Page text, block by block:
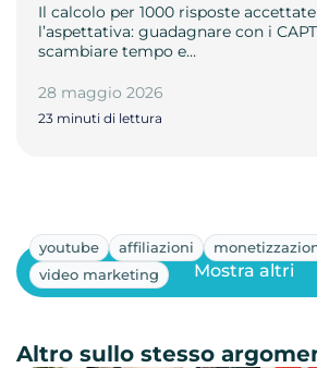
Il calcolo per 1000 risposte
l’aspettativa: guadagnare con i
scambiare tempo e…
28 maggio 2026
23 minuti di lettura
youtube affiliazioni
video marketing
Mostra altri
Altro sullo stesso